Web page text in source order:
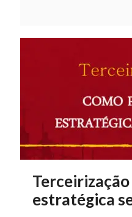
estratégica